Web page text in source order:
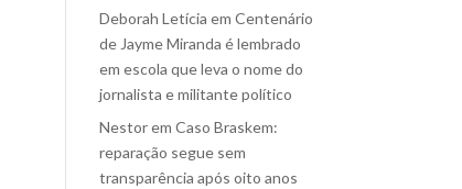
Deborah Letícia emCentenário
de Jayme Miranda é lembrado
em escola que leva o nome do
jornalista e militante político
NestoremCaso Braskem:
reparação segue sem
transparência após oito anos